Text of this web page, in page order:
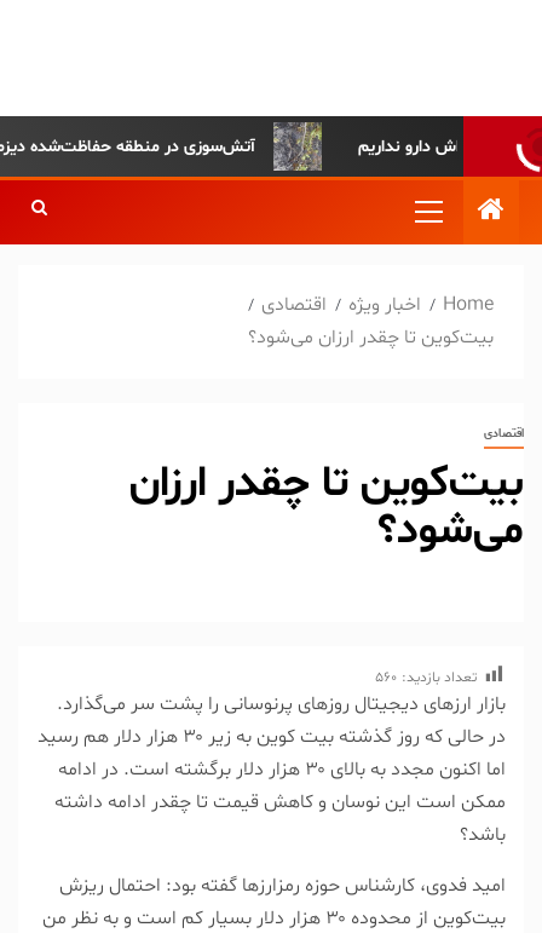
آتش‌سوزی در منطقه حفاظت‌شده دیزمار
Home اخبار ویژه
اقتصادی
بیت‌کوین تا چقدر ارزان می‌شود؟
اقتصادی
بیت‌کوین تا چقدر ارزان
می‌شود؟
تعداد بازدید: 560
بازار ارزهای دیجیتال روزهای پرنوسانی را پشت سر می‌گذارد.
در حالی که روز گذشته بیت کوین به زیر ۳۰ هزار دلار هم رسید
اما اکنون مجدد به بالای ۳۰ هزار دلار برگشته است. در ادامه
ممکن است این نوسان و کاهش قیمت تا چقدر ادامه داشته
باشد؟
امید فدوی، کارشناس حوزه رمزارزها گفته بود: احتمال ریزش
بیت‌کوین از محدوده ۳۰ هزار دلار بسیار کم است و به نظر من